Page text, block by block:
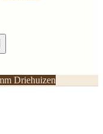
Driehuizen